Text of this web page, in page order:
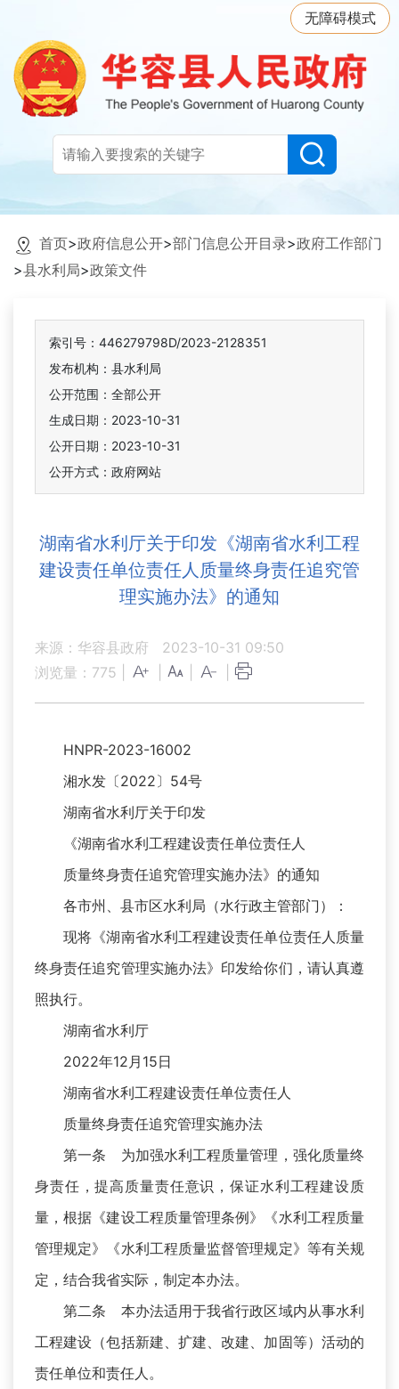
无障碍模式
首页>政府信息公开>部门信息公开目录>政府工作部门
>县水利局>政策文件
索引号：446279798D/2023-2128351
发布机构：县水利局
公开范围：全部公开
生成日期：2023-10-31
公开日期：2023-10-31
公开方式：政府网站
湖南省水利厅关于印发《湖南省水利工程
建设责任单位责任人质量终身责任追究管
理实施办法》的通知
来源：华容县政府
2023-10-31 09:50
浏览量： 775
HNPR-2023-16002
湘水发〔2022〕54号
湖南省水利厅关于印发
《湖南省水利工程建设责任单位责任人
质量终身责任追究管理实施办法》的通知
各市州、县市区水利局（水行政主管部门）：
现将《湖南省水利工程建设责任单位责任人质量
终身责任追究管理实施办法》印发给你们，请认真遵
照执行。
湖南省水利厅
2022年12月15日
湖南省水利工程建设责任单位责任人
质量终身责任追究管理实施办法
第一条 为加强水利工程质量管理，强化质量终
身责任，提高质量责任意识，保证水利工程建设质
量，根据《建设工程质量管理条例》《水利工程质量
管理规定》《水利工程质量监督管理规定》等有关规
定，结合我省实际，制定本办法。
第二条 本办法适用于我省行政区域内从事水利
工程建设（包括新建、扩建、改建、加固等）活动的
责任单位和责任人。